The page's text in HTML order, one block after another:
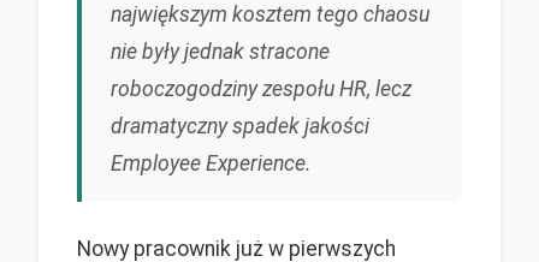
największym kosztem tego chaosu
nie były jednak stracone
roboczogodziny zespołu HR, lecz
dramatyczny spadek jakości
Employee Experience.
Nowy pracownik już w pierwszych